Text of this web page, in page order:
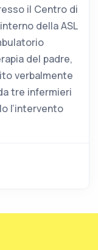
il Centro di
della ASL
del padre,
verbalmente
tre infermieri
l’intervento